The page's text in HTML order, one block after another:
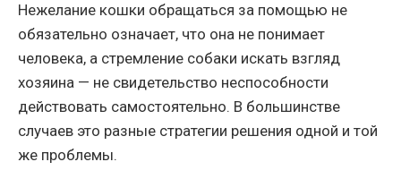
Нежелание кошки обращаться за помощью не
обязательно означает, что она не понимает
человека, а стремление собаки искать взгляд
хозяина — не свидетельство неспособности
действовать самостоятельно. В большинстве
случаев это разные стратегии решения одной и той
же проблемы.